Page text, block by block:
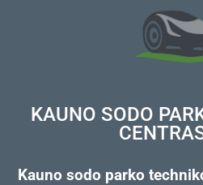
KAUNO SODO
Kauno sodo parko